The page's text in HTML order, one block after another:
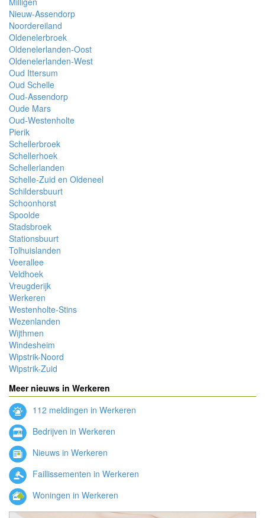
Nieuw-Assendorp
Noordereiland
Oldenelerbroek
Oldenelerlanden-Oost
Oldenelerlanden-West
Oud Ittersum
Oud Schelle
Oud-Assendorp
Oude Mars
Oud-Westenholte
Pierik
Schellerbroek
Schellerhoek
Schellerlanden
Schelle-Zuid en Oldeneel
Schildersbuurt
Schoonhorst
Spoolde
Stadsbroek
Stationsbuurt
Tolhuislanden
Veerallee
Veldhoek
Vreugderijk
Werkeren
Westenholte-Stins
Wezenlanden
Wijthmen
Windesheim
Wipstrik-Noord
Wipstrik-Zuid
Meer nieuws in Werkeren
112 meldingen in Werkeren
Bedrijven in Werkeren
Nieuws in Werkeren
Faillissementen in Werkeren
Woningen in Werkeren